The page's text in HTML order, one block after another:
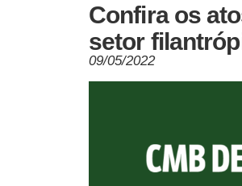
Confira os
setor
09/05/2022